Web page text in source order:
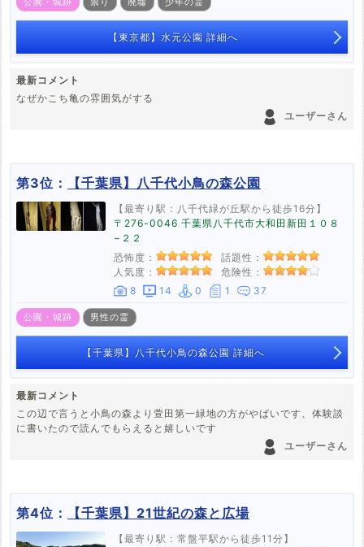
【東京都】水元公園 詳細へ
最新コメント
なぜかこち亀の雰囲気がする
ユーザーさん
第3位： 【千葉県】八千代小鳥の森公園
【最寄り駅：八千代緑が丘駅から徒歩16分】
〒276-0046 千葉県八千代市大和田新田１０８
−２２
恐怖度：
話題性：
人気度：
危険性：
8
14 0 1 37
公園・城跡 男性の霊
【千葉県】八千代小鳥の森公園 詳細へ
最新コメント
この辺で言うと小鳥の森より萱田第一緑地の方がやばいです、体験談
に書いたので読んでもらえると嬉しいです
ユーザーさん
第4位： 【千葉県】21世紀の森と広場
【最寄り駅：常盤平駅から徒歩11分】